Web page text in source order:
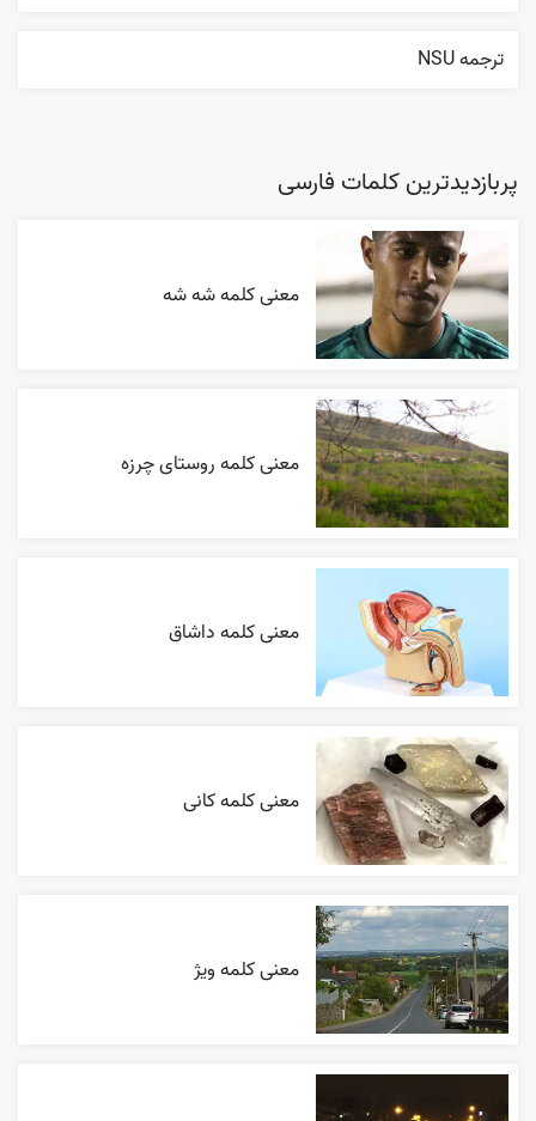
ترجمه NSU
پربازدیدترین کلمات فارسی
معنی کلمه شه شه
معنی کلمه روستای چرزه
معنی کلمه داشاق
معنی کلمه کانی
معنی کلمه ویژ